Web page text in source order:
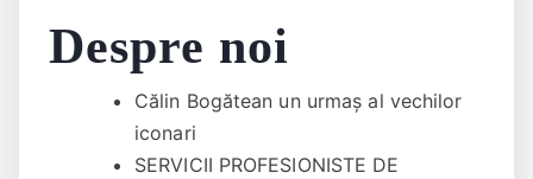
Despre noi
Călin Bogătean un urmaş al vechilor
iconari
SERVICII PROFESIONISTE DE